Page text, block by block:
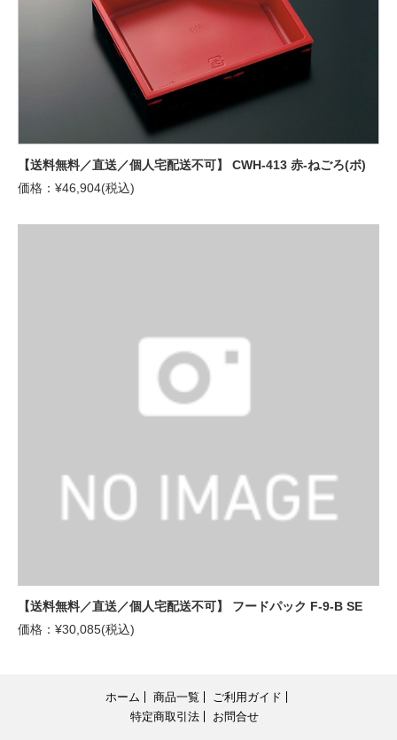
【送料無料／直送／個人宅配送不可】 CWH-413 赤-ねごろ(ボ)
価格：¥46,904(税込)
【送料無料／直送／個人宅配送不可】 フードパック F-9-B SE
価格：¥30,085(税込)
ホーム 商品一覧
ご利用ガイド
特定商取引法
お問合せ